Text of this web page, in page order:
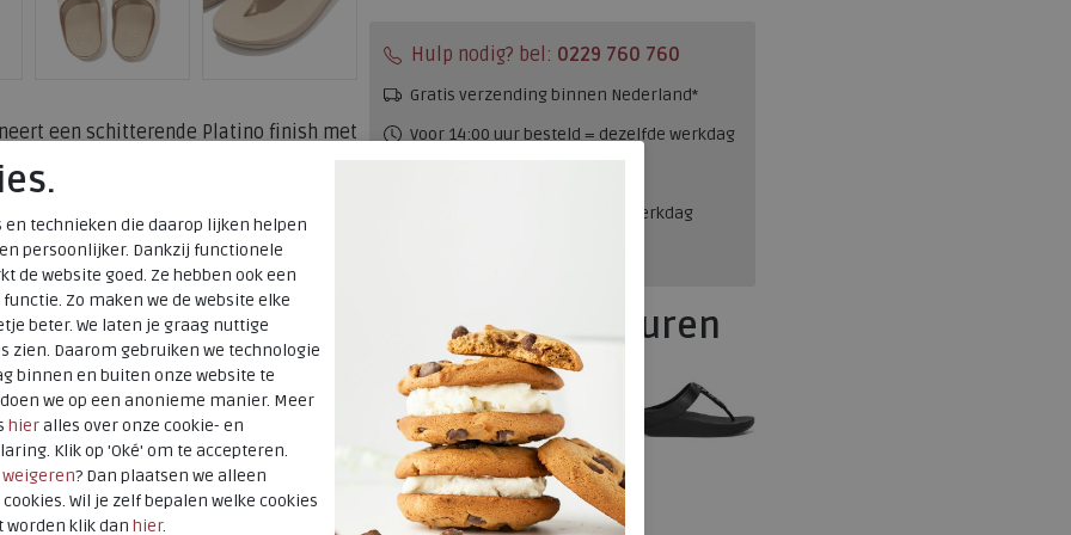
een schitterende Platino finish met
warm-gouden bandjes zijn verfraaid
verfijnde details, wat de slipper een
Dankzij de ergonomisch
van superieure demping en de juiste
is comfortabel gevoerd voor
stevige zool zorgt voor een stabiele
een chique zomersandaal en het
Hulp nodig? bel: 0229 760 760
Gratis verzending binnen Nederland*
Voor 14:00 uur besteld = dezelfde werkdag
Altijd retourneren, binnen 1 werkdag
Alternatieve kleuren
Merk
FitFlop
Fabrikantcode
EA1-675
en technieken die daarop lijken helpen
persoonlijker. Dankzij functionele
de website goed. Ze hebben ook een
Zo maken we de website elke
beter. We laten je graag nuttige
zien. Daarom gebruiken we technologie
binnen en buiten onze website te
we op een anonieme manier. Meer
hieralles over onze cookie- en
Klik op 'Oké' om te accepteren.
weigeren? Dan plaatsen we alleen
Wil je zelf bepalen welke cookies
worden klik dan hier.